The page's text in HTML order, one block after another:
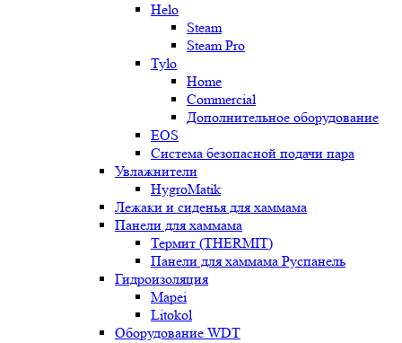
Helo
Steam
Steam Pro
Tylo
Home
Commercial
Дополнительное оборудование
EOS
Система безопасной подачи пара
Увлажнители
HygroMatik
Лежаки и сиденья для хаммама
Панели для хаммама
Термит (THERMIT)
Панели для хаммама Руспанель
Гидроизоляция
Mapei
Litokol
Оборудование WDT